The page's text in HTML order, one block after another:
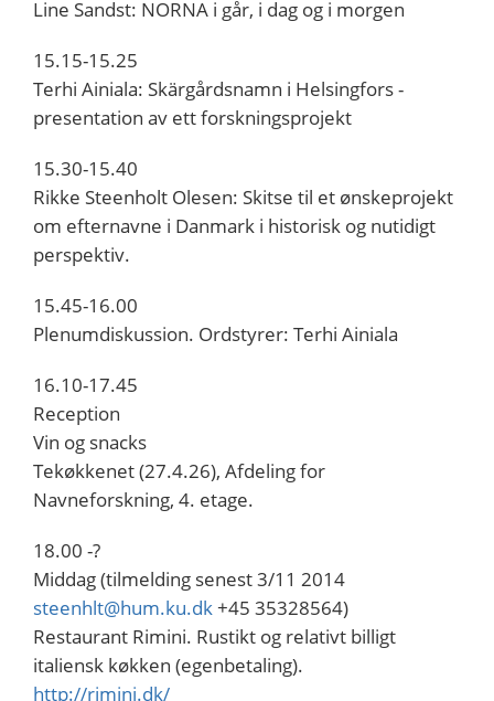
Line Sandst: NORNA i går, i dag og i morgen
15.15-15.25
Terhi Ainiala: Skärgårdsnamn i Helsingfors -
presentation av ett forskningsprojekt
15.30-15.40
Rikke Steenholt Olesen: Skitse til et ønskeprojekt
om efternavne i Danmark i historisk og nutidigt
perspektiv.
15.45-16.00
Plenumdiskussion. Ordstyrer: Terhi Ainiala
16.10-17.45
Reception
Vin og snacks
Tekøkkenet (27.4.26), Afdeling for
Navneforskning, 4. etage.
18.00 -?
Middag (tilmelding senest 3/11 2014
steenhlt@hum.ku.dk+45 35328564)
Restaurant Rimini. Rustikt og relativt billigt
italiensk køkken (egenbetaling).
http://rimini.dk/